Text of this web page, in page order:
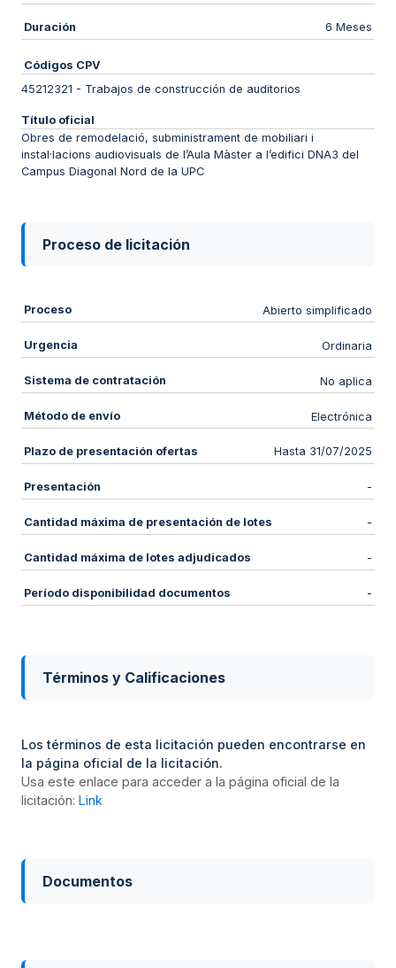
Duración 6 Meses
Códigos CPV
45212321 - Trabajos de construcción de auditorios
Título oficial
Obres de remodelació, subministrament de mobiliari i
instal·lacions audiovisuals de l’Aula Màster a l’edifici DNA3 del
Campus Diagonal Nord de la UPC
Proceso de licitación
Proceso Abierto simplificado
Urgencia Ordinaria
Sistema de contratación No aplica
Método de envío Electrónica
Plazo de presentación ofertas Hasta 31/07/2025
Presentación -
Cantidad máxima de presentación de lotes -
Cantidad máxima de lotes adjudicados -
Período disponibilidad documentos -
Términos y Calificaciones
Los términos de esta licitación pueden encontrarse en
la página oficial de la licitación.
Usa este enlace para acceder a la página oficial de la
licitación: Link
Documentos